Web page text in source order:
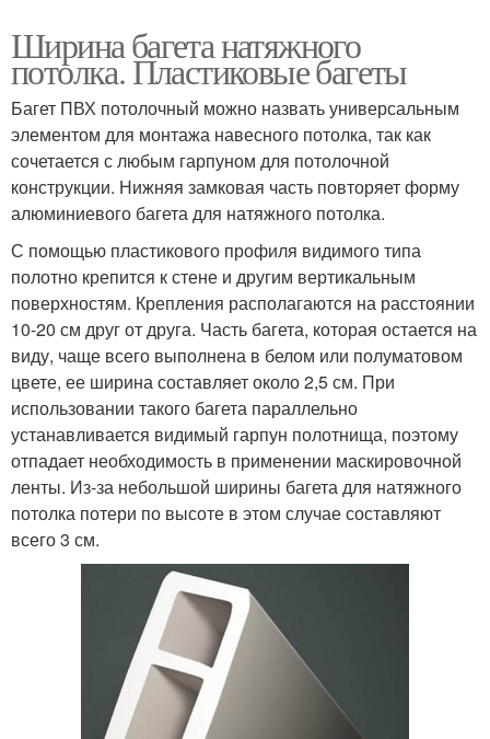
Ширина багета натяжного
потолка. Пластиковые багеты
Багет ПВХ потолочный можно назвать универсальным
элементом для монтажа навесного потолка, так как
сочетается с любым гарпуном для потолочной
конструкции. Нижняя замковая часть повторяет форму
алюминиевого багета для натяжного потолка.
С помощью пластикового профиля видимого типа
полотно крепится к стене и другим вертикальным
поверхностям. Крепления располагаются на расстоянии
10-20 см друг от друга. Часть багета, которая остается на
виду, чаще всего выполнена в белом или полуматовом
цвете, ее ширина составляет около 2,5 см. При
использовании такого багета параллельно
устанавливается видимый гарпун полотнища, поэтому
отпадает необходимость в применении маскировочной
ленты. Из-за небольшой ширины багета для натяжного
потолка потери по высоте в этом случае составляют
всего 3 см.